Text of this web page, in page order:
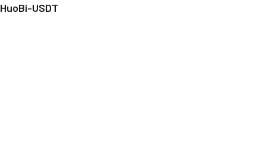
HuoBi-USDT